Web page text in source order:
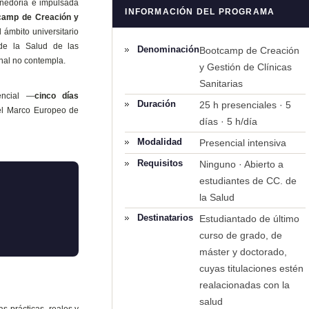
e impulsada
de Creación y
universitario
la Salud de las
no contempla.
—cinco días
Marco Europeo de
INFORMACIÓN DEL PROGRAMA
DenominaciónBootcamp de Creación
y Gestión de Clínicas
Sanitarias
Duración
25 h presenciales · 5
días · 5 h/día
Modalidad Presencial intensiva
Requisitos
Ninguno · Abierto a
estudiantes de CC. de
la Salud
Destinatarios
Estudiantado de último
curso de grado, de
máster y doctorado,
cuyas titulaciones estén
realacionadas con la
salud